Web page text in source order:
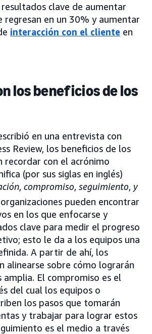
resultados clave de aumentar
regresan en un 30% y aumentar
interacción con el cliente en
los beneficios de los
en una entrevista con
Review, los beneficios de los
recordar con el acrónimo
(por sus siglas en inglés)
, compromiso, seguimiento, y
organizaciones pueden encontrar
en los que enfocarse y
clave para medir el progreso
esto le da a los equipos una
A partir de ahí, los
alinearse sobre cómo lograrán
amplia. El compromiso es el
del cual los equipos o
los pasos que tomarán
y trabajar para lograr estos
es el medio a través